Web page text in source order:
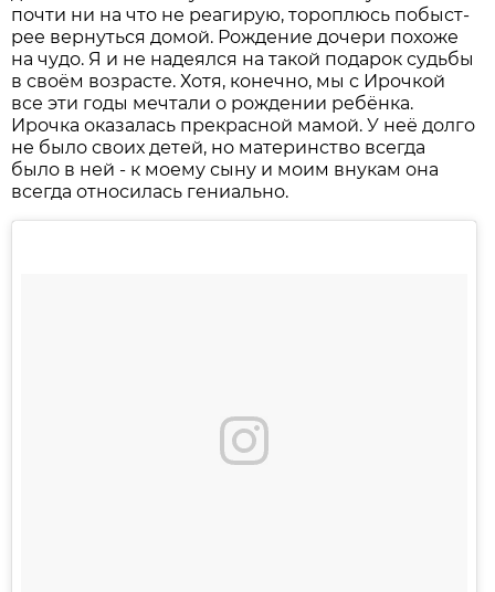
почти ни на что не реагирую, тороплюсь побыст­
рее вернуться домой. Рождение дочери похоже
на чудо. Я и не надеялся на такой подарок судьбы
в своём возрасте. Хотя, конечно, мы с Ирочкой
все эти годы мечтали о рождении ребёнка.
Ирочка оказалась прекрасной мамой. У неё долго
не было своих детей, но материнство всегда
было в ней - к моему сыну и моим внукам она
всегда относилась гениально.